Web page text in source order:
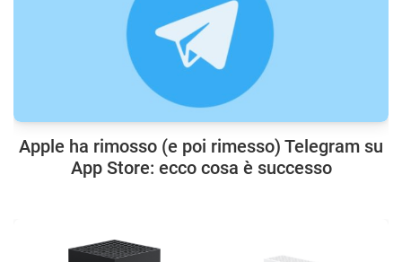
Apple ha rimosso (e poi rimesso) Telegram su
App Store: ecco cosa è successo